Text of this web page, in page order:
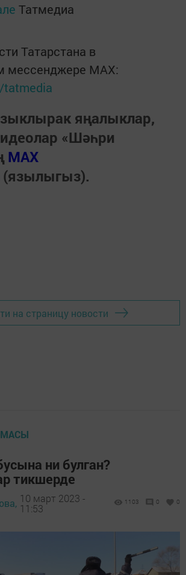
Татмедиа
Татарстана в
мессенджере MАХ:
яңалыклар,
«Шәһри
MAX
(язылыгыз).
на страницу новости
ни булган?
тикшерде
10 март 2023 -
11:53
1103 0 0